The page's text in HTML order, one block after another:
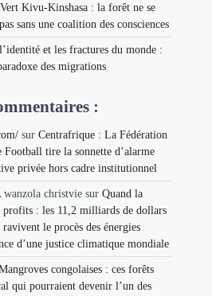
Kivu-Kinshasa : la forêt ne se
sans une coalition des consciences
et les fractures du monde :
des migrations
:
sur Centrafrique : La Fédération
Football tire la sonnette d’alarme
privée hors cadre institutionnel
christvie sur Quand la
profits : les 11,2 milliards de dollars
le procès des énergies
d’une justice climatique mondiale
congolaises : ces forêts
qui pourraient devenir l’un des